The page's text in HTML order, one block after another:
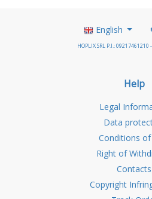
English
HOPLIX SRL P.I.: 09217461210
Help
Legal
Data
Conditions of
Right of
Contacts
Copyright